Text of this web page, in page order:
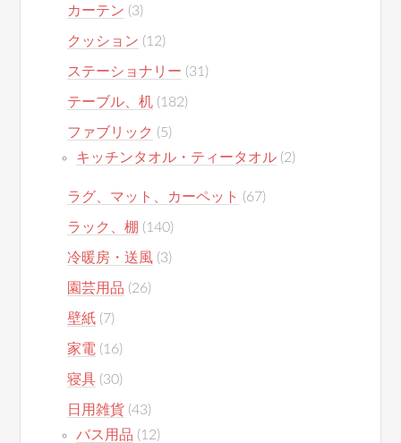
カーテン (3)
クッション (12)
ステーショナリー (31)
テーブル、机 (182)
ファブリック (5)
キッチンタオル・ティータオル (2)
ラグ、マット、カーペット (67)
ラック、棚 (140)
冷暖房・送風 (3)
園芸用品 (26)
壁紙 (7)
家電 (16)
寝具 (30)
日用雑貨 (43)
バス用品 (12)